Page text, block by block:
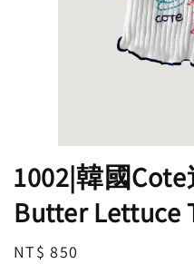
1002|韓國
Butter Lettuce
Regular
NT$ 850